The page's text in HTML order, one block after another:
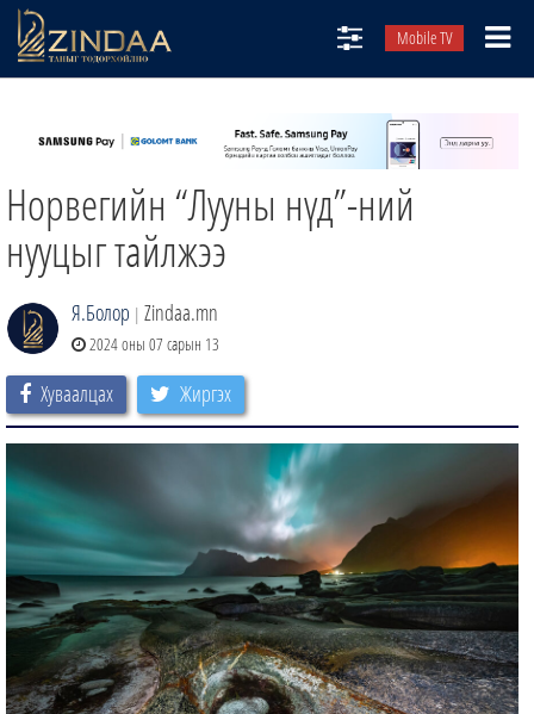
Mobile TV
ТВ8
ӨГЛӨӨНИЙ СОНИН
АУДИО ЗОХИОЛ
ЗИНДАА СЭТГҮҮЛ
Норвегийн “Лууны нүд”-ний
нууцыг тайлжээ
Я.Болор | Zindaa.mn
2024 оны 07 сарын 13
Хуваалцах Жиргэх